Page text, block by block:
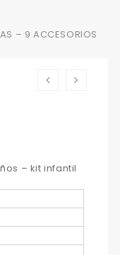
– 9 ACCESORIOS
– kit infantil